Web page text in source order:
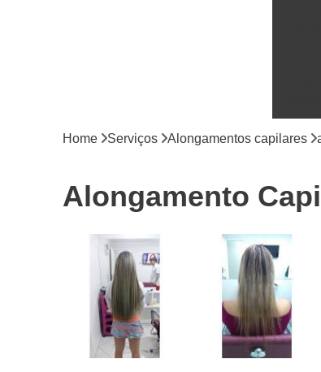
Home Serviços Alongamentos capilares
Alongamento